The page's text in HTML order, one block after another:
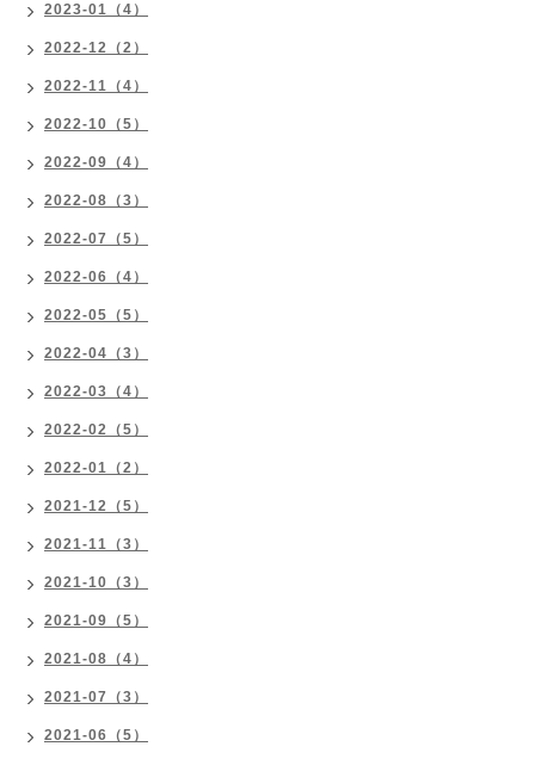
2023-01（4）
2022-12（2）
2022-11（4）
2022-10（5）
2022-09（4）
2022-08（3）
2022-07（5）
2022-06（4）
2022-05（5）
2022-04（3）
2022-03（4）
2022-02（5）
2022-01（2）
2021-12（5）
2021-11（3）
2021-10（3）
2021-09（5）
2021-08（4）
2021-07（3）
2021-06（5）